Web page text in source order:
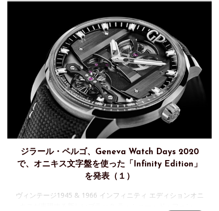
ジラール・ペルゴ、Geneva Watch Days 2020
で、オニキス文字盤を使った「Infinity Edition」
を発表（１）
ヴィンテージ1945 & 1966 インフィニティ エディションオニ